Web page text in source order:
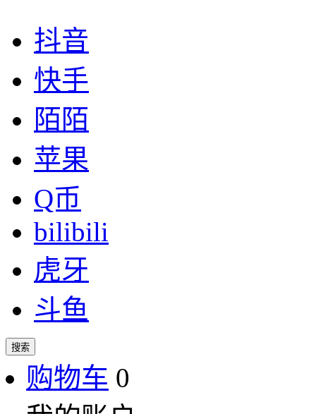
抖音
快手
陌陌
苹果
Q币
bilibili
虎牙
斗鱼
搜索
购物车 0